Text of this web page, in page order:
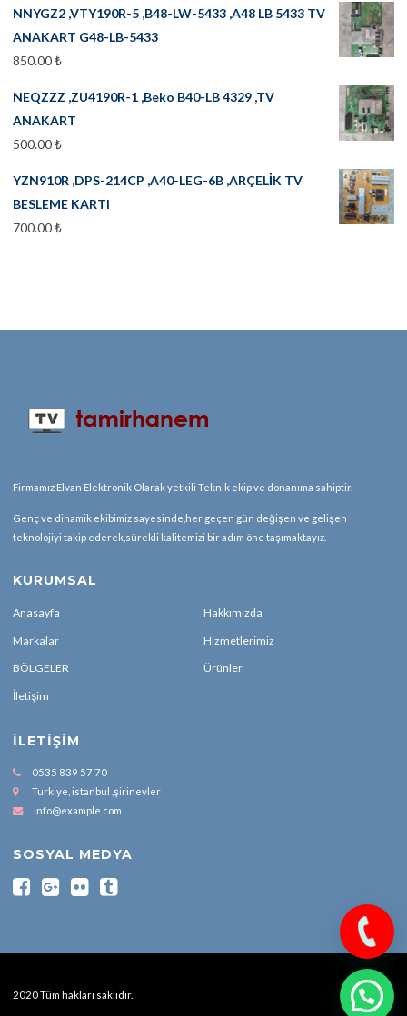
NNYGZ2 ,VTY190R-5 ,B48-LW-5433 ,A48 LB 5433 TV
ANAKART G48-LB-5433
850.00₺
NEQZZZ ,ZU4190R-1 ,Beko B40-LB 4329 ,TV
ANAKART
500.00₺
YZN910R ,DPS-214CP ,A40-LEG-6B ,ARÇELİK TV
BESLEME KARTI
700.00₺
Firmamız Elvan Elektronik Olarak yetkili Teknik ekip ve donanıma sahiptir.
Genç ve dinamik ekibimiz sayesinde,her geçen gün değişen ve gelişen
teknolojiyi takip ederek,sürekli kalitemizi bir adım öne taşımaktayız.
KURUMSAL
Anasayfa Hakkımızda
Markalar Hizmetlerimiz
BÖLGELER Ürünler
İletişim
İLETIŞIM
0535 839 57 70
Turkiye, istanbul ,şirinevler
info@example.com
SOSYAL MEDYA
2020 Tüm hakları saklıdır.